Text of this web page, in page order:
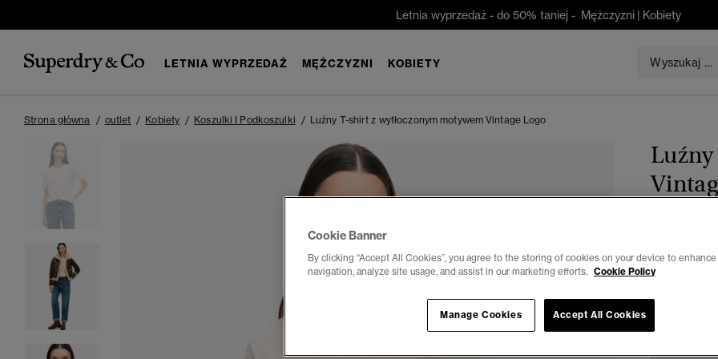
Letnia wyprzedaż - do 50% taniej - Mężczyzni | Kobiety
LETNIA WYPRZEDAŻ MĘŻCZYZNI KOBIETY
Strona główna outlet Kobiety Koszulki I Podkoszulki Luźny T-shirt z wytłoczonym motywem Vintage Logo
Wybierz
Cookie Banner
By clicking “Accept All Cookies”, you agree to the storing of cookies on your device to
navigation, analyze site usage, and assist in our marketing efforts. Cookie Policy
Accept All Cookies
Manage Cookies